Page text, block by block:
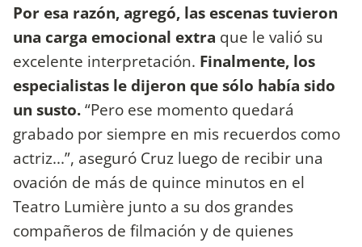
Por esa razón, agregó, las escenas tuvieron
una carga emocional extra que le valió su
excelente interpretación. Finalmente, los
especialistas le dijeron que sólo había sido
un susto.“Pero ese momento quedará
grabado por siempre en mis recuerdos como
actriz...”, aseguró Cruz luego de recibir una
ovación de más de quince minutos en el
Teatro Lumière junto a su dos grandes
compañeros de filmación y de quienes